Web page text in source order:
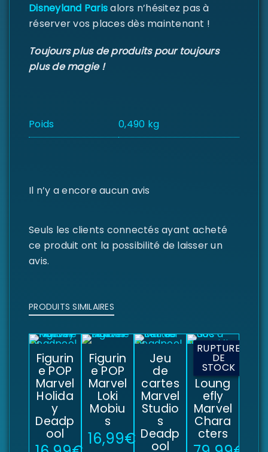
Disneyland Parisalors n’hésitez pas à
réserver vos places dès maintenant !
Toujours plus de produits pour toujours
plus de magie !
Poids 0,490 kg
Il n’y a encore aucun avis
Seuls les clients connectés ayant acheté
ce produit ont la possibilité de laisser un
avis.
PRODUITS SIMILAIRES
Figurin
e POP
Marvel
Holida
y
Deadp
ool
Figurin
e POP
Marvel
Loki
Mobiu
s
16,99€
Jeu
de
cartes
Marvel
Studio
s
Deadp
ool
RUPTURE
DE
STOCK
Sac à
dos
Loung
efly
Marvel
Chara
cters